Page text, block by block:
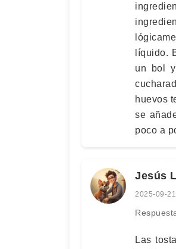
líquido.
un bol
huevos
se
poco a
Jesús
2025-09-
Las